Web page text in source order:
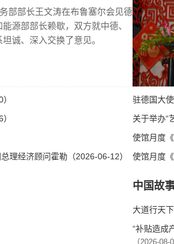
部部长王文涛在布鲁塞尔会见德
源部部长赖歇，双方就中德、
诚、深入交换了意见。
理经济顾问霍勒（2026-06-12）
驻德国大
关于举办“
使馆月度
使馆月度
中国故
大道行天
“补贴造成
（2026-08-